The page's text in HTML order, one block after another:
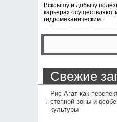
Вскрышу и добычу
карьерах осуществляют
гидромеханическим...
Свежие
Рис Агат как
степной зоны и
культуры